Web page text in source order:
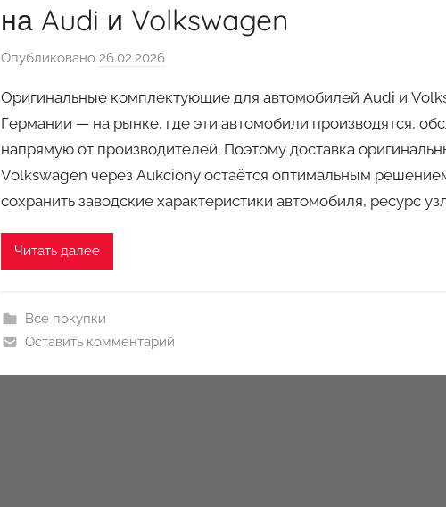
на Audi и Volkswagen
Опубликовано 26.02.2026а
т
о
р
о
м
o
Оригинальные комплектующие для автомобилей Audi и
Германии — на рынке, где эти автомобили производятся,
напрямую от производителей. Поэтому доставка
Volkswagen через Aukciony остаётся оптимальным
сохранить заводские характеристики автомобиля, ресурс
Читать далее
Все покупки
Оставить комментарий